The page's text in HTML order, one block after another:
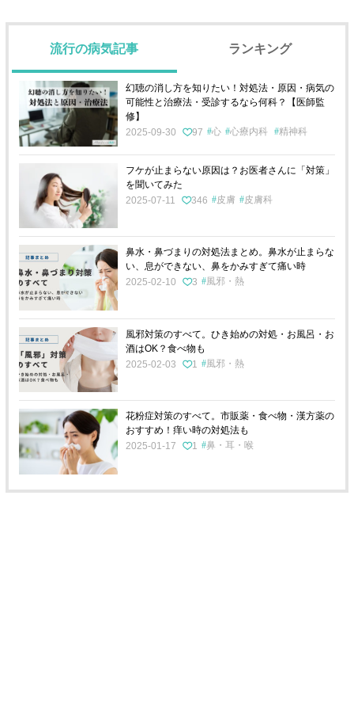
流行の病気記事 ランキング
幻聴の消し方を知りたい！対処法・原因・病気の
可能性と治療法・受診するなら何科？【医師監
修】
2025-09-30
97 心 心療内科 精神科
フケが止まらない原因は？お医者さんに「対策」
を聞いてみた
2025-07-11
346 皮膚 皮膚科
鼻水・鼻づまりの対処法まとめ。鼻水が止まらな
い、息ができない、鼻をかみすぎて痛い時
2025-02-10
3 風邪・熱
風邪対策のすべて。ひき始めの対処・お風呂・お
酒はOK？食べ物も
2025-02-03
1 風邪・熱
花粉症対策のすべて。市販薬・食べ物・漢方薬の
おすすめ！痒い時の対処法も
2025-01-17
1 鼻・耳・喉